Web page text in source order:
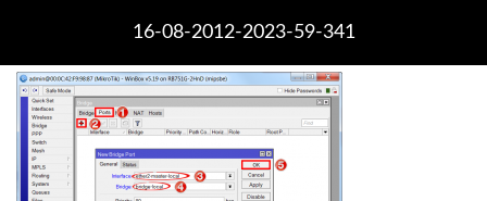
16-08-2012-2023-59-341